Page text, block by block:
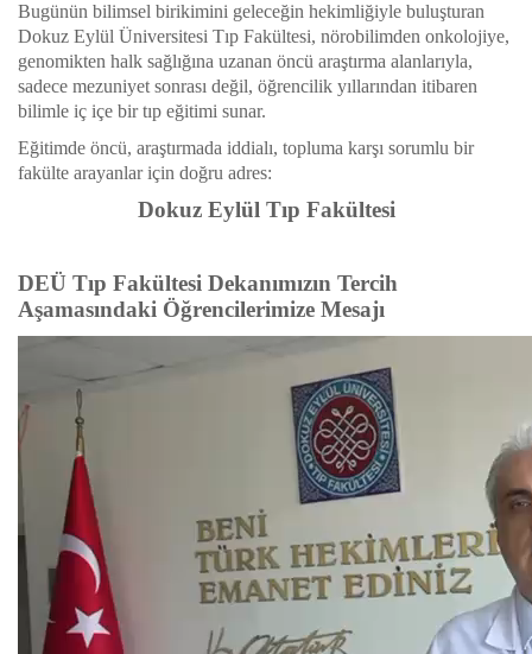
Bugünün bilimsel birikimini geleceğin hekimliğiyle buluşturan
Dokuz Eylül Üniversitesi Tıp Fakültesi, nörobilimden onkolojiye,
genomikten halk sağlığına uzanan öncü araştırma alanlarıyla,
sadece mezuniyet sonrası değil, öğrencilik yıllarından itibaren
bilimle iç içe bir tıp eğitimi sunar.
Eğitimde öncü, araştırmada iddialı, topluma karşı sorumlu bir
fakülte arayanlar için doğru adres:
Dokuz Eylül Tıp Fakültesi
DEÜ Tıp Fakültesi Dekanımızın Tercih
Aşamasındaki Öğrencilerimize Mesajı